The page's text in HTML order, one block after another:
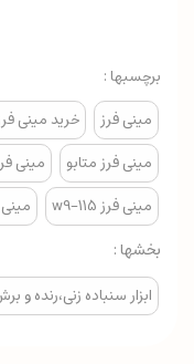
برچسبها :
مینی فرز
خرید مینی
مینی فرز متابو
مینی
مینی فرز w9-115
مینی
بخشها :
ابزار سنباده زنی،رنده و